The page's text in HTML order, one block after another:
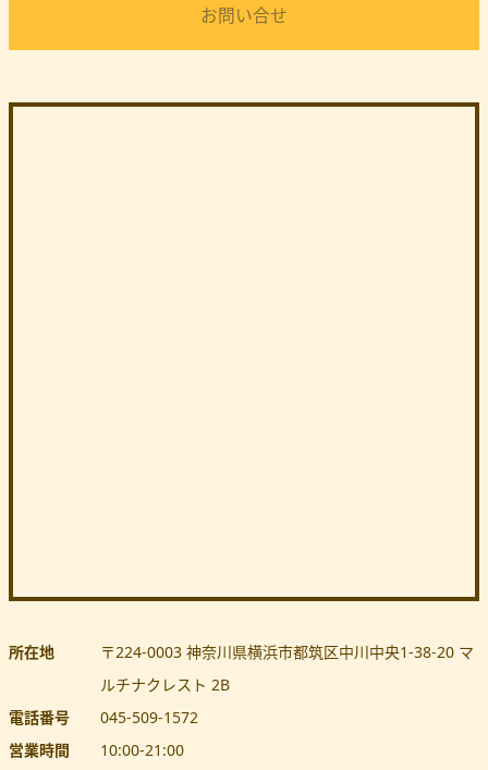
お問い合せ
所在地 〒224-0003 神奈川県横浜市都筑区中川中央1-38-20 マ
ルチナクレスト 2B
電話番号
045-509-1572
営業時間
10:00-21:00